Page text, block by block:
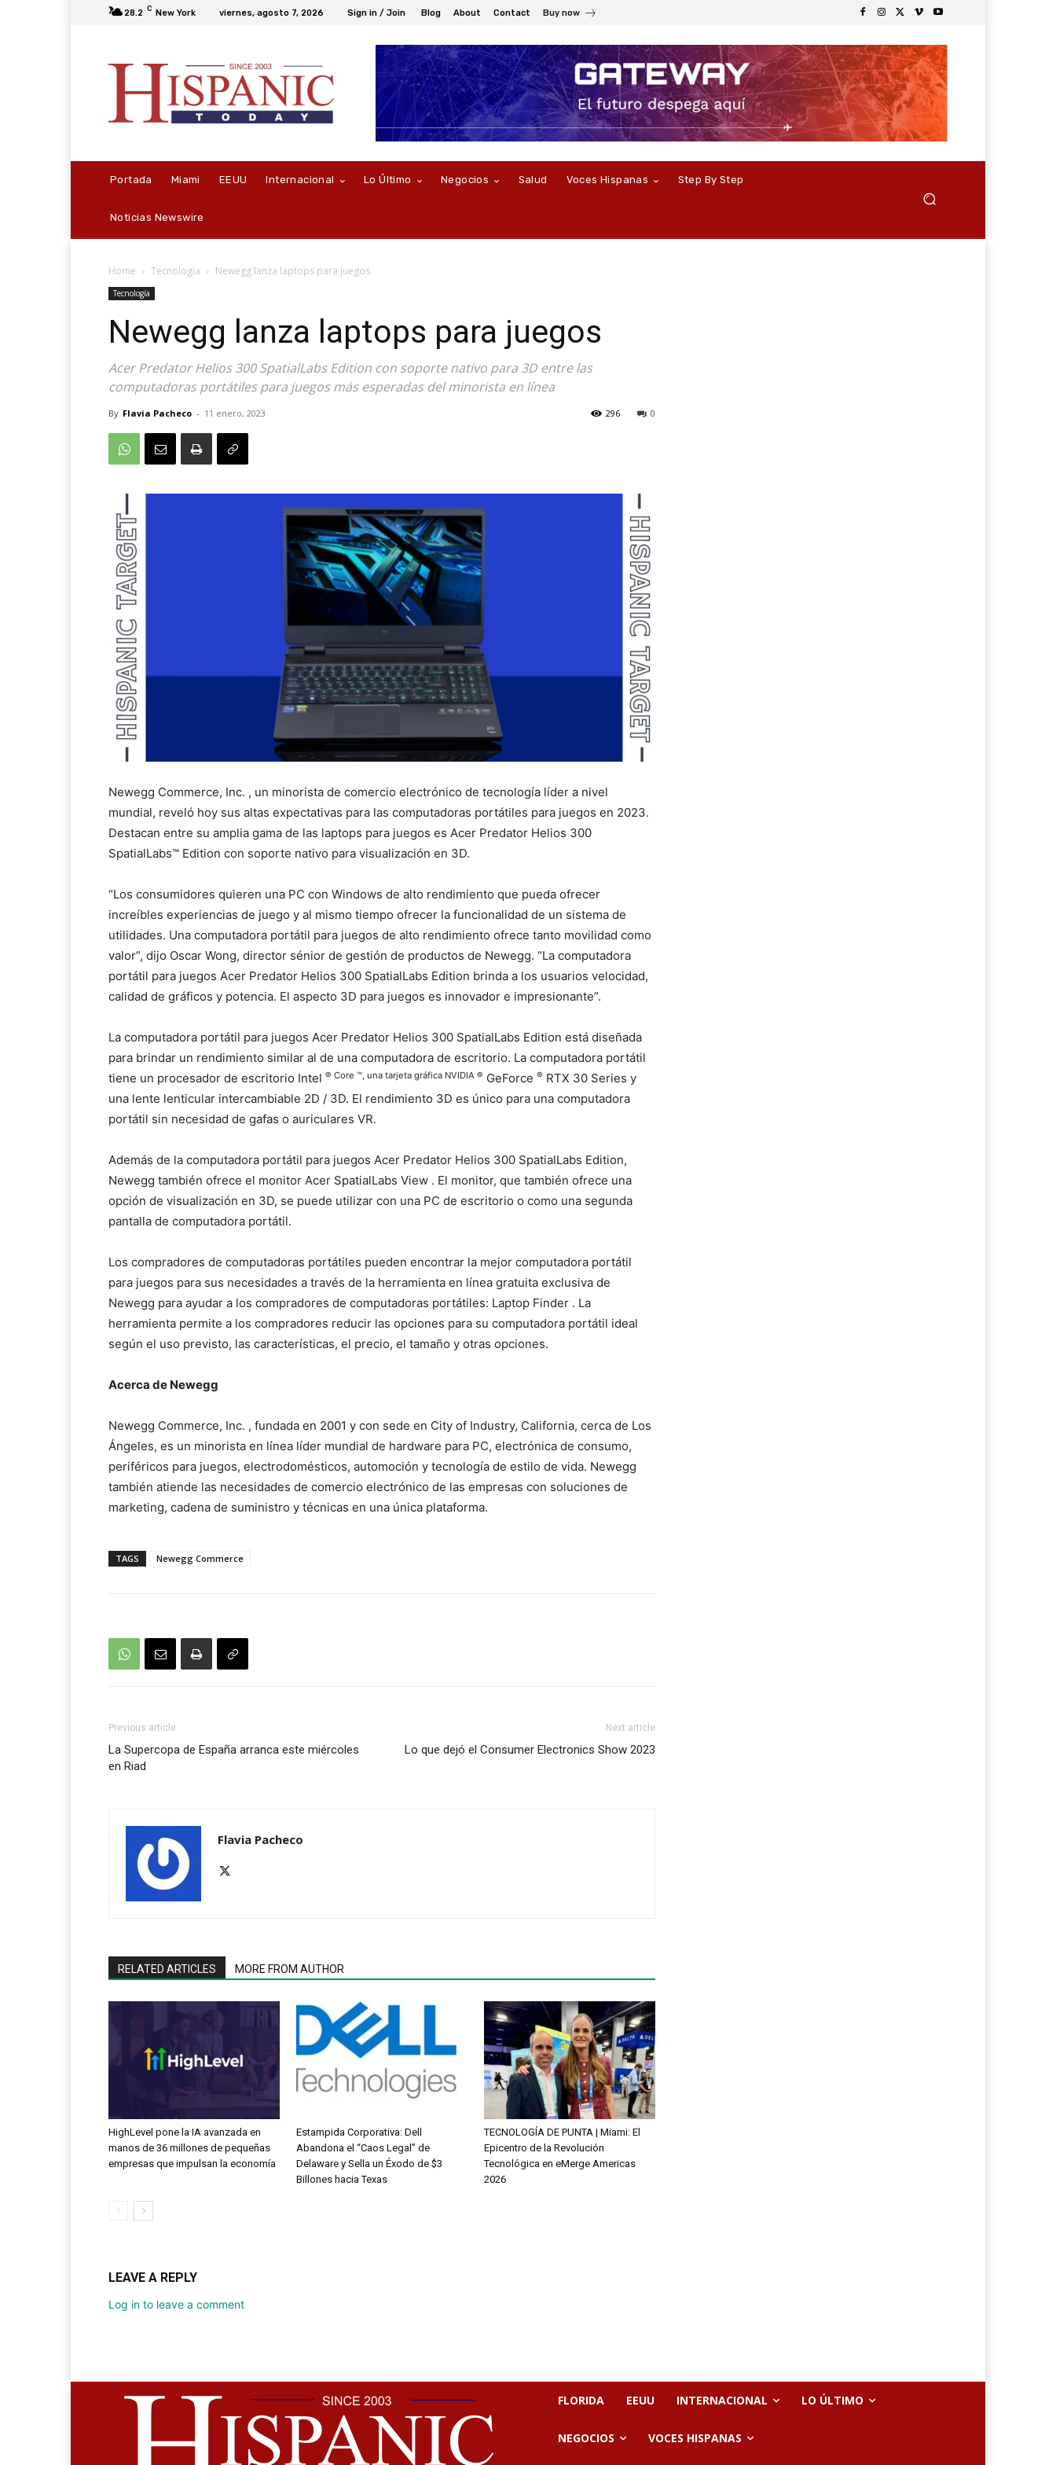
28.2 C New York viernes, agosto 7, 2026 Sign in / Join Blog About Contact Buy now
Portada Miami EEUU Internacional Lo Último Negocios Salud Voces Hispanas Step By Step
Noticias Newswire
Home Tecnología Newegg lanza laptops para juegos
Tecnología
Newegg lanza laptops para juegos
Acer Predator Helios 300 SpatialLabs Edition con soporte nativo para 3D entre las
computadoras portátiles para juegos más esperadas del minorista en línea
By Flavia Pacheco - 11 enero, 2023 0
296
Newegg Commerce, Inc. , un minorista de comercio electrónico de tecnología líder a nivel
mundial, reveló hoy sus altas expectativas para las computadoras portátiles para juegos en 2023.
Destacan entre su amplia gama de las laptops para juegos es Acer Predator Helios 300
SpatialLabs™ Edition con soporte nativo para visualización en 3D.
“Los consumidores quieren una PC con Windows de alto rendimiento que pueda ofrecer
increíbles experiencias de juego y al mismo tiempo ofrecer la funcionalidad de un sistema de
utilidades. Una computadora portátil para juegos de alto rendimiento ofrece tanto movilidad como
valor”, dijo Oscar Wong, director sénior de gestión de productos de Newegg. “La computadora
portátil para juegos Acer Predator Helios 300 SpatialLabs Edition brinda a los usuarios velocidad,
calidad de gráficos y potencia. El aspecto 3D para juegos es innovador e impresionante”.
La computadora portátil para juegos Acer Predator Helios 300 SpatialLabs Edition está diseñada
para brindar un rendimiento similar al de una computadora de escritorio. La computadora portátil
tiene un procesador de escritorio Intel ® Core ™, una tarjeta gráfica NVIDIA ® GeForce ® RTX 30 Series y
una lente lenticular intercambiable 2D / 3D. El rendimiento 3D es único para una computadora
portátil sin necesidad de gafas o auriculares VR.
Además de la computadora portátil para juegos Acer Predator Helios 300 SpatialLabs Edition,
Newegg también ofrece el monitor Acer SpatialLabs View . El monitor, que también ofrece una
opción de visualización en 3D, se puede utilizar con una PC de escritorio o como una segunda
pantalla de computadora portátil.
Los compradores de computadoras portátiles pueden encontrar la mejor computadora portátil
para juegos para sus necesidades a través de la herramienta en línea gratuita exclusiva de
Newegg para ayudar a los compradores de computadoras portátiles: Laptop Finder . La
herramienta permite a los compradores reducir las opciones para su computadora portátil ideal
según el uso previsto, las características, el precio, el tamaño y otras opciones.
Acerca de Newegg
Newegg Commerce, Inc. , fundada en 2001 y con sede en City of Industry, California, cerca de Los
Ángeles, es un minorista en línea líder mundial de hardware para PC, electrónica de consumo,
periféricos para juegos, electrodomésticos, automoción y tecnología de estilo de vida. Newegg
también atiende las necesidades de comercio electrónico de las empresas con soluciones de
marketing, cadena de suministro y técnicas en una única plataforma.
TAGS Newegg Commerce
Previous article
La Supercopa de España arranca este miércoles
en Riad
Next article
Lo que dejó el Consumer Electronics Show 2023
Flavia Pacheco
RELATED ARTICLES MORE FROM AUTHOR
HighLevel pone la IA avanzada en
manos de 36 millones de pequeñas
empresas que impulsan la economía
Estampida Corporativa: Dell
Abandona el “Caos Legal” de
Delaware y Sella un Éxodo de $3
Billones hacia Texas
TECNOLOGÍA DE PUNTA | Miami: El
Epicentro de la Revolución
Tecnológica en eMerge Americas
2026
LEAVE A REPLY
Log in to leave a comment
FLORIDA EEUU INTERNACIONAL LO ÚLTIMO
NEGOCIOS VOCES HISPANAS